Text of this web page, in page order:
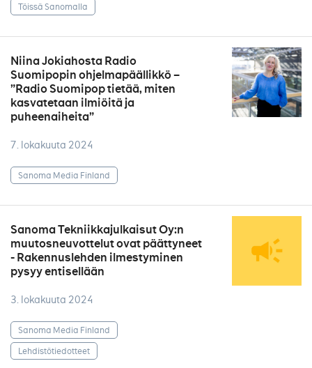
Töissä Sanomalla
Niina Jokiahosta Radio
Suomipopin ohjelmapäällikkö –
”Radio Suomipop tietää, miten
kasvatetaan ilmiöitä ja
puheenaiheita”
7. lokakuuta 2024
Sanoma Media Finland
Sanoma Tekniikkajulkaisut Oy:n
muutosneuvottelut ovat päättyneet
- Rakennuslehden ilmestyminen
pysyy entisellään
3. lokakuuta 2024
Sanoma Media Finland
Lehdistötiedotteet